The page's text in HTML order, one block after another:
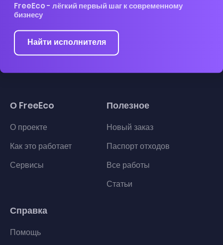
FreeEco - лёгкий первый шаг к современному
бизнесу
Найти исполнителя
О FreeEco
О проекте
Как это работает
Сервисы
Полезное
Новый заказ
Паспорт отходов
Все работы
Статьи
Справка
Помощь